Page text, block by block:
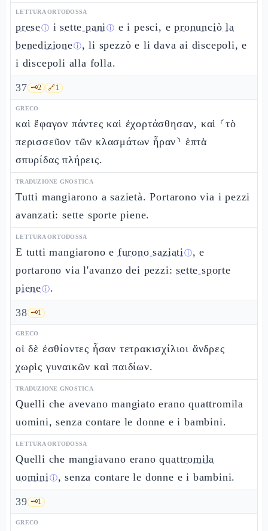
LETTURA ORTODOSSA
preseⓘ isette paniⓘ e i pesci, epronunciò la
benedizioneⓘ, li spezzò e li dava ai discepoli, e
i discepoli alla folla.
37 🗝️2 🔗1
GRECO
καὶ ἔφαγον πάντες καὶ ἐχορτάσθησαν, καὶ ⸂τὸ
περισσεῦον τῶν κλασμάτων ἦραν⸃ ἑπτὰ
σπυρίδας πλήρεις.
TRADUZIONE GNOSTICA
Tutti mangiarono a sazietà. Portarono via i pezzi
avanzati: sette sporte piene.
LETTURA ORTODOSSA
E tutti mangiarono e furono saziatiⓘ, e
portarono via l'avanzo dei pezzi:sette sporte
pieneⓘ.
38 🗝️1
GRECO
οἱ δὲ ἐσθίοντες ἦσαν τετρακισχίλιοι ἄνδρες
χωρὶς γυναικῶν καὶ παιδίων.
TRADUZIONE GNOSTICA
Quelli che avevano mangiato erano quattromila
uomini, senza contare le donne e i bambini.
LETTURA ORTODOSSA
Quelli che mangiavano eranoquattromila
uominiⓘ, senza contare le donne e i bambini.
39 🗝️1
GRECO